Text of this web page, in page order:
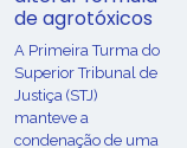
de agrotóxicos
​A Primeira Turma do
Superior Tribunal de
Justiça (STJ)
manteve a
condenação de uma